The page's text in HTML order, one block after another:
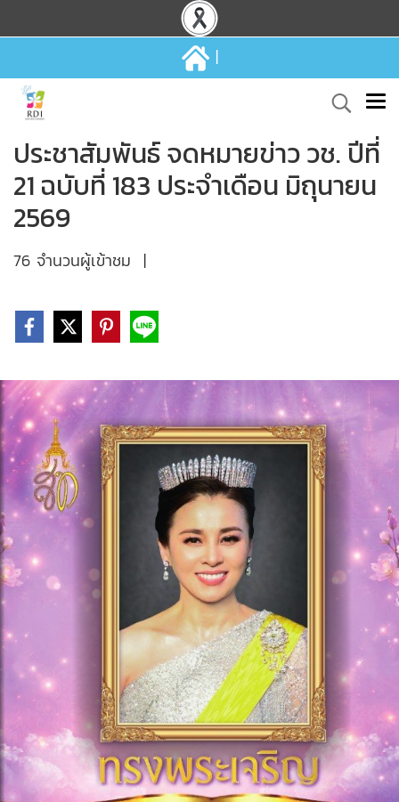
|
ประชาสัมพันธ์ จดหมายข่าว วช. ปีที่
21 ฉบับที่ 183 ประจำเดือน มิถุนายน
2569
76 จำนวนผู้เข้าชม |